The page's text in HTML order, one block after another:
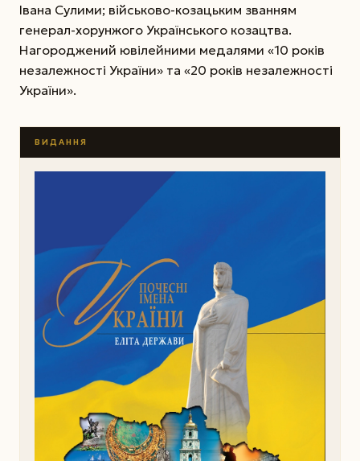
Івана Сулими; військово-козацьким званням
генерал-хорунжого Українського козацтва.
Нагороджений ювілейними медалями «10 років
незалежності України» та «20 років незалежності
України».
ВИДАННЯ